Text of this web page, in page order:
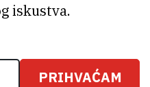
iskustva.
PRIHVAĆAM